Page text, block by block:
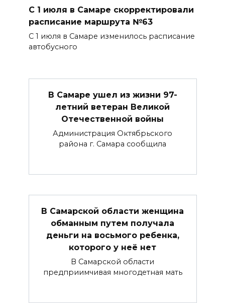
С 1 июля в Самаре скорректировали
расписание маршрута №63
С 1 июля в Самаре изменилось расписание
автобусного
В Самаре ушел из жизни 97-
летний ветеран Великой
Отечественной войны
Администрация Октябрьского
района г. Самара сообщила
В Самарской области женщина
обманным путем получала
деньги на восьмого ребенка,
которого у неё нет
В Самарской области
предприимчивая многодетная мать